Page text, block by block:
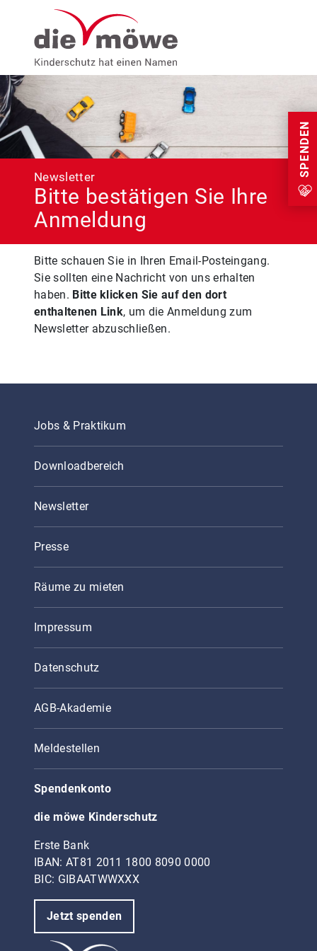
Weiter zum Inhalt
SPENDEN
Bitte bestätigen Sie Ihre
Anmeldung
Newsletter
Bitte schauen Sie in Ihren Email-Posteingang.
Sie sollten eine Nachricht von uns erhalten
haben. Bitte klicken Sie auf den dort
enthaltenen Link, um die Anmeldung zum
Newsletter abzuschließen.
Jobs & Praktikum
Downloadbereich
Newsletter
Presse
Räume zu mieten
Impressum
Datenschutz
AGB-Akademie
Meldestellen
Spendenkonto
die möwe Kinderschutz
Erste Bank
IBAN: AT81 2011 1800 8090 0000
BIC: GIBAATWWXXX
Jetzt spenden